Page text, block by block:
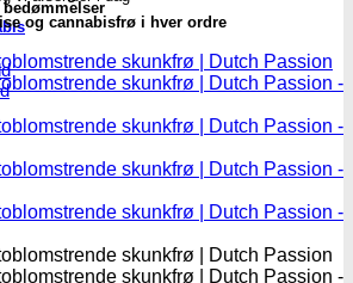
og cannabisfrø i hver ordre